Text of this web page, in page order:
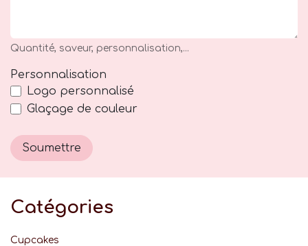
Quantité, saveur, personnalisation,...
Personnalisation
Logo personnalisé
Glaçage de couleur
Soumettre
Catégories
Cupcakes